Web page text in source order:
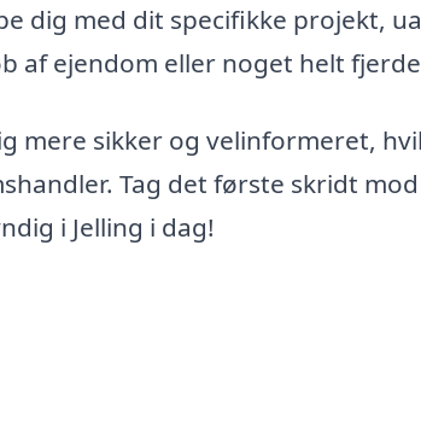
dig med dit specifikke projekt,
af ejendom eller noget helt
mere sikker og velinformeret,
Tag det første skridt
i Jelling i dag!